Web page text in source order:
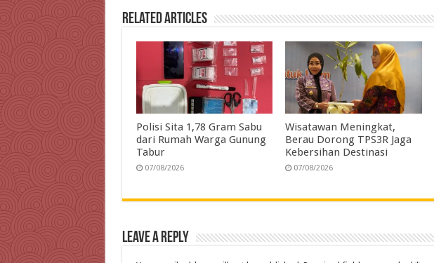
k
n
p
m
Related Articles
Polisi Sita 1,78 Gram Sabu
dari Rumah Warga Gunung
Tabur
07/08/2026
Wisatawan Meningkat,
Berau Dorong TPS3R Jaga
Kebersihan Destinasi
07/08/2026
Leave a Reply